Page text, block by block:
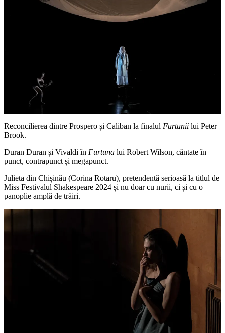
Reconcilierea dintre Prospero și Caliban la finalul Furtunii lui Peter
Brook.
Duran Duran și Vivaldi în Furtuna lui Robert Wilson, cântate în
punct, contrapunct și megapunct.
Julieta din Chișinău (Corina Rotaru), pretendentă serioasă la titlul de
Miss Festivalul Shakespeare 2024 și nu doar cu nurii, ci și cu o
panoplie amplă de trăiri.